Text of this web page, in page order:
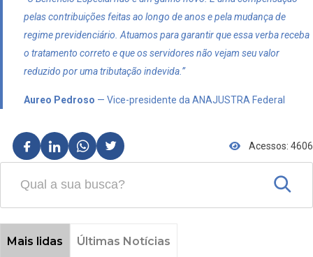
pelas contribuições feitas ao longo de anos e pela mudança de
regime previdenciário. Atuamos para garantir que essa verba receba
o tratamento correto e que os servidores não vejam seu valor
reduzido por uma tributação indevida.”
Aureo Pedroso — Vice-presidente da ANAJUSTRA Federal
Acessos: 4606
Mais lidas Últimas Notícias